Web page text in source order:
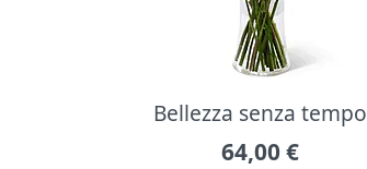
Bellezza senza tempo
64,00 €